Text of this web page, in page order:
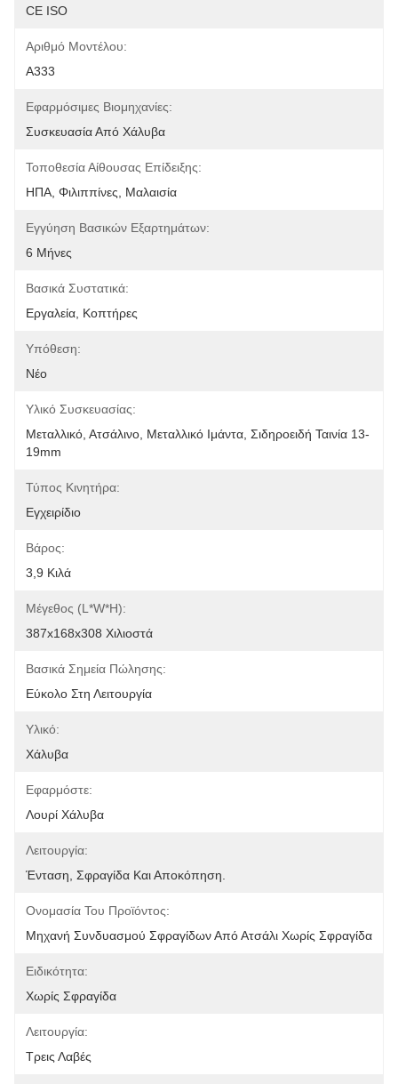
CE ISO
Αριθμό Μοντέλου:
A333
Εφαρμόσιμες Βιομηχανίες:
Συσκευασία Από Χάλυβα
Τοποθεσία Αίθουσας Επίδειξης:
ΗΠΑ, Φιλιππίνες, Μαλαισία
Εγγύηση Βασικών Εξαρτημάτων:
6 Μήνες
Βασικά Συστατικά:
Εργαλεία, Κοπτήρες
Υπόθεση:
Νέο
Υλικό Συσκευασίας:
Μεταλλικό, Ατσάλινο, Μεταλλικό Ιμάντα, Σιδηροειδή Ταινία 13-
19mm
Τύπος Κινητήρα:
Εγχειρίδιο
Βάρος:
3,9 Κιλά
Μέγεθος (L*W*H):
387x168x308 Χιλιοστά
Βασικά Σημεία Πώλησης:
Εύκολο Στη Λειτουργία
Υλικό:
Χάλυβα
Εφαρμόστε:
Λουρί Χάλυβα
Λειτουργία:
Ένταση, Σφραγίδα Και Αποκόπηση.
Ονομασία Του Προϊόντος:
Μηχανή Συνδυασμού Σφραγίδων Από Ατσάλι Χωρίς Σφραγίδα
Ειδικότητα:
Χωρίς Σφραγίδα
Λειτουργία:
Τρεις Λαβές